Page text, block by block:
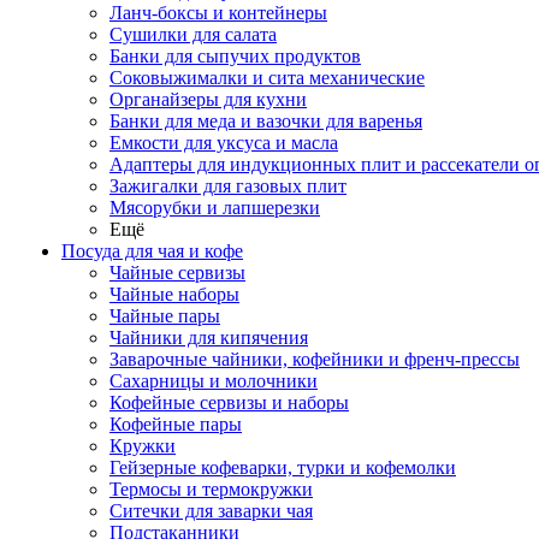
Ланч-боксы и контейнеры
Сушилки для салата
Банки для сыпучих продуктов
Соковыжималки и сита механические
Органайзеры для кухни
Банки для меда и вазочки для варенья
Емкости для уксуса и масла
Адаптеры для индукционных плит и рассекатели
Зажигалки для газовых плит
Мясорубки и лапшерезки
Ещё
Посуда для чая и кофе
Чайные сервизы
Чайные наборы
Чайные пары
Чайники для кипячения
Заварочные чайники, кофейники и френч-прессы
Сахарницы и молочники
Кофейные сервизы и наборы
Кофейные пары
Кружки
Гейзерные кофеварки, турки и кофемолки
Термосы и термокружки
Ситечки для заварки чая
Подстаканники